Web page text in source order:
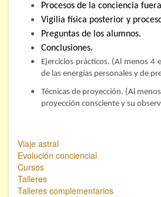
Procesos de la conciencia
Vigilia física posterior y
Preguntas de los alumnos.
Conclusiones.
Ejercicios prácticos. (Al menos 4
de las energías personales y de
Técnicas de proyección. (Al
proyección consciente y su
Viaje astral
Evolución conciencial
Cursos
Talleres
Talleres complementarios